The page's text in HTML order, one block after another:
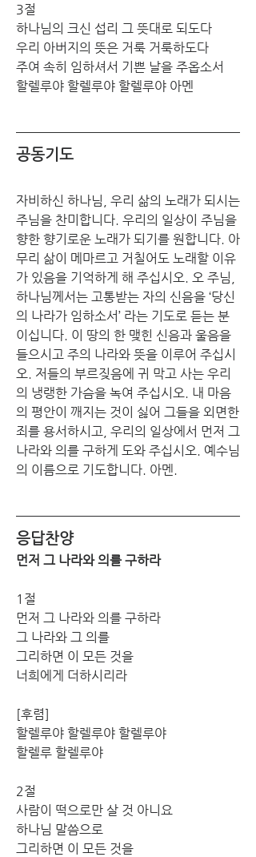
3절
하나님의 크신 섭리 그 뜻대로 되도다
우리 아버지의 뜻은 거룩 거룩하도다
주여 속히 임하셔서 기쁜 날을 주옵소서
할렐루야 할렐루야 할렐루야 아멘
공동기도
자비하신 하나님, 우리 삶의 노래가 되시는
주님을 찬미합니다. 우리의 일상이 주님을
향한 향기로운 노래가 되기를 원합니다. 아
무리 삶이 메마르고 거칠어도 노래할 이유
가 있음을 기억하게 해 주십시오. 오 주님,
하나님께서는 고통받는 자의 신음을 ‘당신
의 나라가 임하소서’ 라는 기도로 듣는 분
이십니다. 이 땅의 한 맺힌 신음과 울음을
들으시고 주의 나라와 뜻을 이루어 주십시
오. 저들의 부르짖음에 귀 막고 사는 우리
의 냉랭한 가슴을 녹여 주십시오. 내 마음
의 평안이 깨지는 것이 싫어 그들을 외면한
죄를 용서하시고, 우리의 일상에서 먼저 그
나라와 의를 구하게 도와 주십시오. 예수님
의 이름으로 기도합니다. 아멘.
응답찬양
먼저 그 나라와 의를 구하라
1절
먼저 그 나라와 의를 구하라
그 나라와 그 의를
그리하면 이 모든 것을
너희에게 더하시리라
[후렴]
할렐루야 할렐루야 할렐루야
할렐루 할렐루야
2절
사람이 떡으로만 살 것 아니요
하나님 말씀으로
그리하면 이 모든 것을